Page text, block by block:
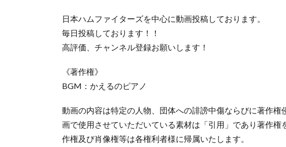
日本ハムファイターズを中心に動画投稿しております。
毎日投稿しております！！
高評価、チャンネル登録お願いします！
《著作権》
BGM：かえるのピアノ
動画の内容は特定の人物、団体への誹謗中傷ならびに著作
画で使用させていただいている素材は「引用」であり著作
作権及び肖像権等は各権利者様に帰属いたします。